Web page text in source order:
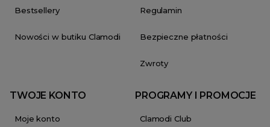
Bestsellery
Nowości w butiku Clamodi
Regulamin
Bezpieczne płatności
Zwroty
TWOJE KONTO
Moje konto
PROGRAMY I PROMOCJE
Clamodi Club